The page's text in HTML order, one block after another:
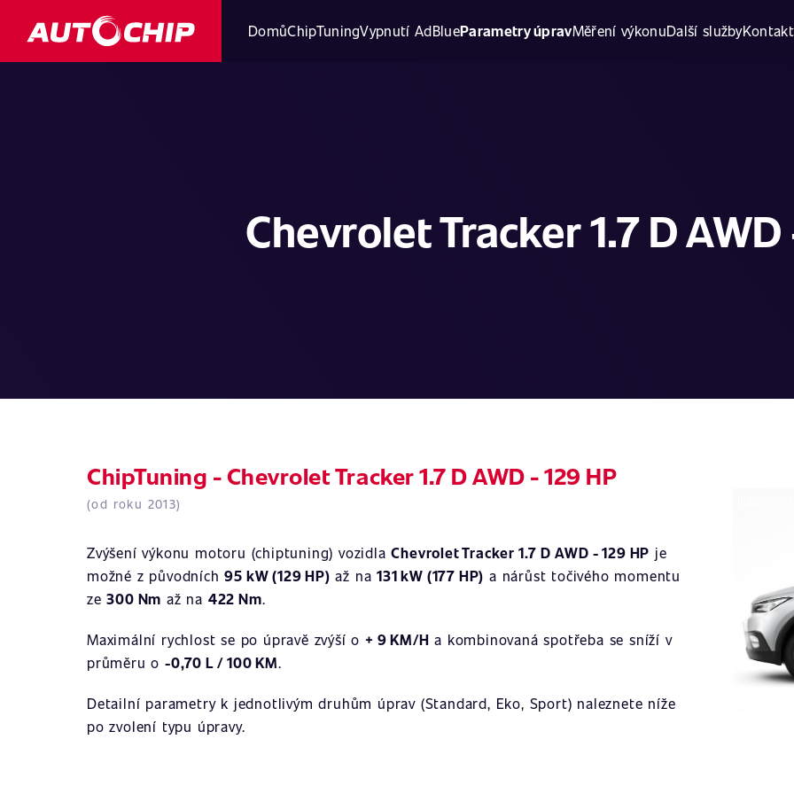
DomůChipTuningVypnutí AdBlueParametry úpravMěření výkonuDalší službyKontakt
Chevrolet Tracker 1.7 D AWD
ChipTuning - Chevrolet Tracker 1.7 D AWD - 129 HP
(od roku 2013)
Zvýšení výkonu motoru (chiptuning) vozidlaChevrolet Tracker 1.7 D AWD - 129 HP je
možné z původních95 kW (129 HP) až na131 kW (177 HP) a nárůst točivého momentu
ze300 Nm až na 422 Nm.
Maximální rychlost se po úpravě zvýší o + 9 KM/H a kombinovaná spotřeba se sníží v
průměru o-0,70 L / 100 KM.
Detailní parametry k jednotlivým druhům úprav (Standard, Eko, Sport) naleznete níže
po zvolení typu úpravy.